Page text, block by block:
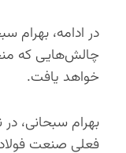
چالش‌هایی که
خواهد یافت.
بهرام سبحانی،